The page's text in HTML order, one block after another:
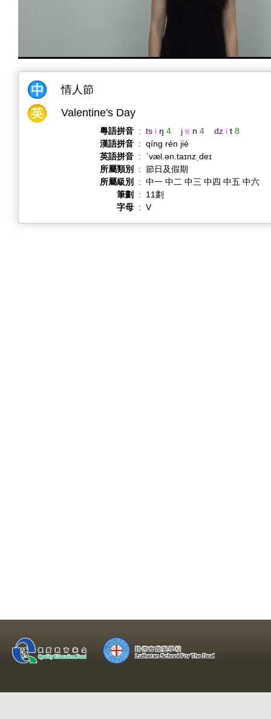
情人節
Valentine's Day
粵語拼音 : ts i ŋ 4 j ɐ n 4 dz i t 8
漢語拼音 : qíng rén jié
英語拼音 :
ˈvæl.ən.taɪnzˌdeɪ
所屬類別
: 節日及假期
所屬級別
: 中一 中二 中三 中四 中五 中六
筆劃
:
11劃
字母 : V